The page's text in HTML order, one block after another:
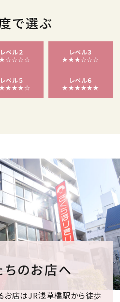
で選ぶ
レベル２
レベル３
★★★☆☆☆
レベル５
レベル６
★★★★★★
ちのお店へ
お店はJR浅草橋駅から徒歩